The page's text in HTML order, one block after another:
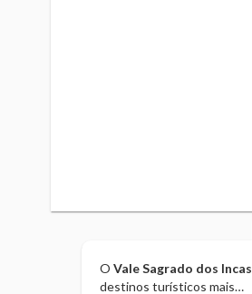
OVale Sagrado dos Incas
destinos turísticos mais